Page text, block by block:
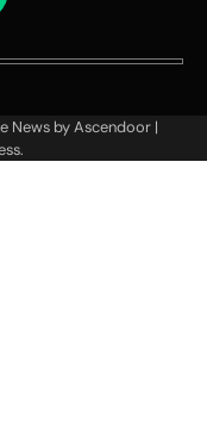
News byAscendoor |
.